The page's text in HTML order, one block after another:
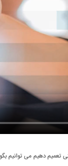
دهیم می توانیم